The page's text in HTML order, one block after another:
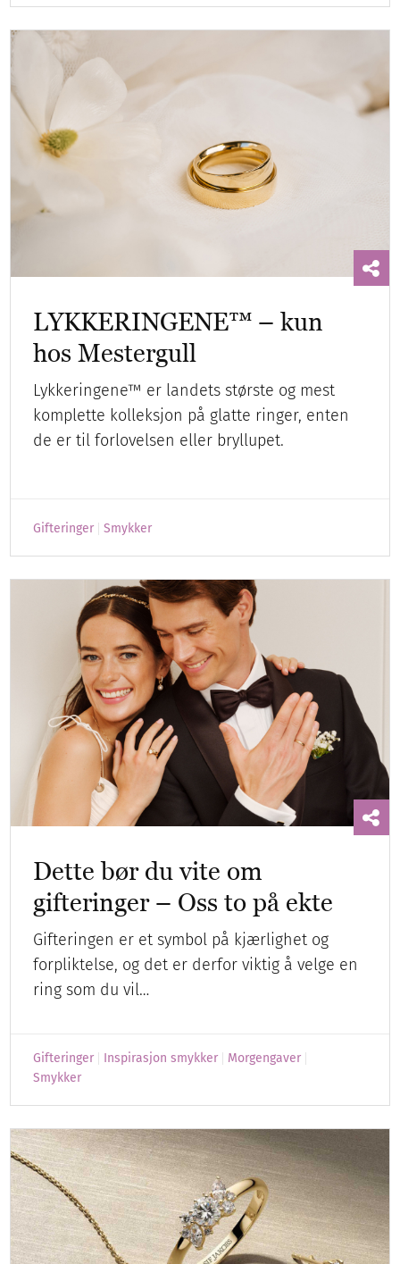
LYKKERINGENE™ – kun
hos Mestergull
Lykkeringene™ er landets største og mest
komplette kolleksjon på glatte ringer, enten
de er til forlovelsen eller bryllupet.
Gifteringer Smykker
Dette bør du vite om
gifteringer – Oss to på ekte
Gifteringen er et symbol på kjærlighet og
forpliktelse, og det er derfor viktig å velge en
ring som du vil…
Gifteringer Inspirasjon smykker
Morgengaver
Smykker